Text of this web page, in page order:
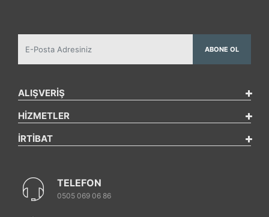
ABONE OL
ALIŞVERİŞ
HİZMETLER
İRTİBAT
TELEFON
0505 069 06 86